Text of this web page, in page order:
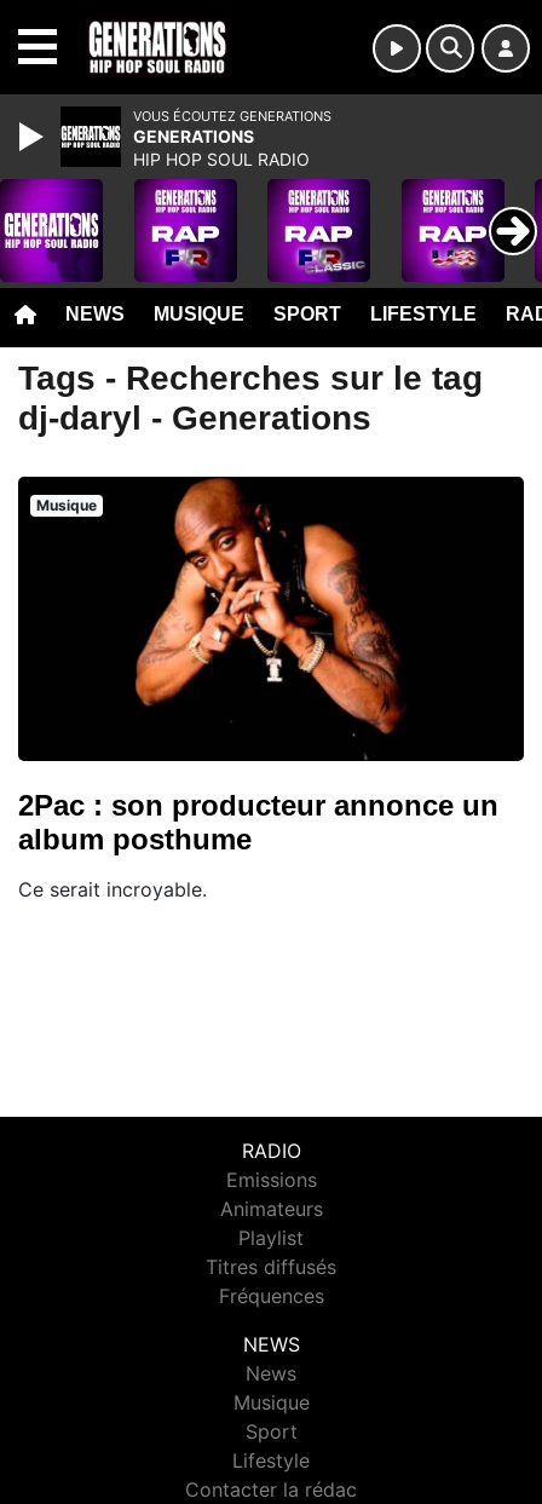
NEWS MUSIQUE SPORT LIFESTYLE
Tags - Recherches sur le tag
dj-daryl - Generations
Musique
2Pac : son producteur annonce un
album posthume
Ce serait incroyable.
RADIO
Emissions
Animateurs
Playlist
Titres diffusés
Fréquences
NEWS
News
Musique
Sport
Lifestyle
Contacter la rédac
VOUS ÉCOUTEZ GENERATIONS
GENERATIONS
HIP HOP SOUL RADIO